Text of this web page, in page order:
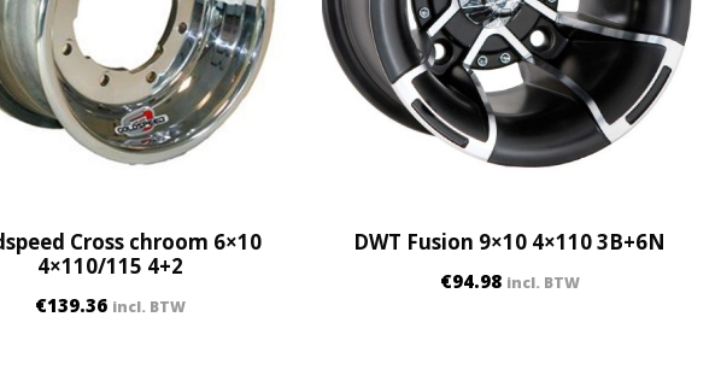
Cross chroom 6×10
4×110/115 4+2
€139.36 incl. BTW
DWT Fusion 9×10 4×110 3B+6N
€94.98 incl. BTW